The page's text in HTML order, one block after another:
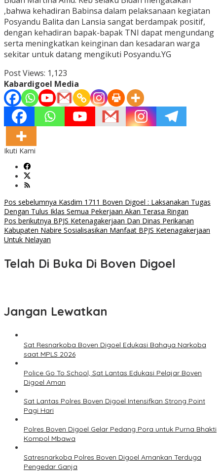
,bahwa kehadiran Babinsa dalam pelaksanaan kegiatan
Posyandu Balita dan Lansia sangat berdampak positif,
dengan kehadiran bapak-bapak TNI dapat mengundang
serta meningkatkan keinginan dan kesadaran warga
sekitar untuk datang mengikuti Posyandu.YG
Post Views: 1,123
Kabardigoel Media
Ikuti Kami
Navigasi
pos
Pos sebelumnya Kasdim 1711 Boven Digoel : Laksanakan Tugas
Dengan Tulus Iklas Semua Pekerjaan Akan Terasa Ringan
Pos berikutnya BPJS Ketenagakerjaan Dan Dinas Perikanan
Kabupaten Nabire Sosialisasikan Manfaat BPJS Ketenagakerjaan
Untuk Nelayan
Telah Di Buka Di Boven Digoel
Jangan Lewatkan
Sat Resnarkoba Boven Digoel Edukasi Bahaya Narkoba
saat MPLS 2026
Police Go To School, Sat Lantas Edukasi Pelajar Boven
Digoel Aman
Sat Lantas Polres Boven Digoel Intensifkan Strong Point
Pagi Hari
Polres Boven Digoel Gelar Pedang Pora untuk Purna Bhakti
Kompol Mbawa
Satresnarkoba Polres Boven Digoel Amankan Terduga
Pengedar Ganja